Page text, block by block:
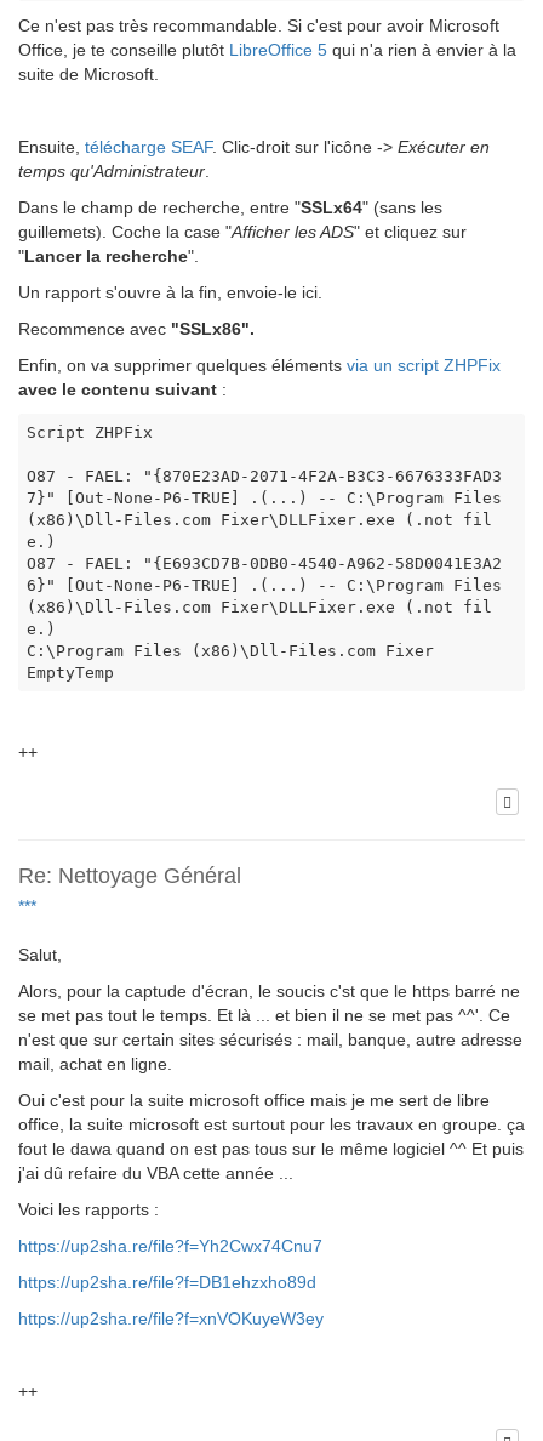
Ce n'est pas très recommandable. Si c'est pour avoir Microsoft
Office, je te conseille plutôt LibreOffice 5 qui n'a rien à envier à la
suite de Microsoft.
Ensuite, télécharge SEAF. Clic-droit sur l'icône -> Exécuter en
temps qu'Administrateur
Dans le champ de recherche, entre "SSLx64" (sans les
guillemets). Coche la case "Afficher les ADS" et cliquez sur
"Lancer la recherche".
Un rapport s'ouvre à la fin, envoie-le ici.
Recommence avec "SSLx86".
Enfin, on va supprimer quelques éléments via un script ZHPFix
avec le contenu suivant :
Script ZHPFix
O87 - FAEL: "{870E23AD-2071-4F2A-B3C3-6676333FAD3
7}" [Out-None-P6-TRUE] .(...) -- C:\Program Files
(x86)\Dll-Files.com Fixer\DLLFixer.exe (.not fil
e.)
O87 - FAEL: "{E693CD7B-0DB0-4540-A962-58D0041E3A2
6}" [Out-None-P6-TRUE] .(...) -- C:\Program Files
(x86)\Dll-Files.com Fixer\DLLFixer.exe (.not fil
e.)
C:\Program Files (x86)\Dll-Files.com Fixer
EmptyTemp
++
Re: Nettoyage Général
***
Salut,
Alors, pour la captude d'écran, le soucis c'st que le https barré ne
se met pas tout le temps. Et là ... et bien il ne se met pas ^^'. Ce
n'est que sur certain sites sécurisés : mail, banque, autre adresse
mail, achat en ligne.
Oui c'est pour la suite microsoft office mais je me sert de libre
office, la suite microsoft est surtout pour les travaux en groupe. ça
fout le dawa quand on est pas tous sur le même logiciel ^^ Et puis
j'ai dû refaire du VBA cette année ...
Voici les rapports :
https://up2sha.re/file?f=Yh2Cwx74Cnu7
https://up2sha.re/file?f=DB1ehzxho89d
https://up2sha.re/file?f=xnVOKuyeW3ey
++